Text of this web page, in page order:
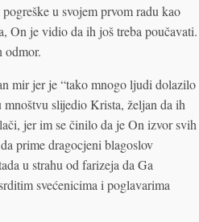
u svojem prvom radu kao
On je vidio da ih još treba poučavati.
odmor.
mir jer je “tako mnogo ljudi dolazilo
slijedio Krista, željan da ih
jer im se činilo da je On izvor svih
prime dragocjeni blagoslov
u strahu od farizeja da Ga
svećenicima i poglavarima